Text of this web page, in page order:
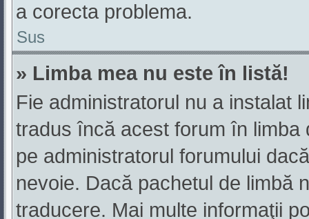
a corecta problema.
Sus
» Limba mea nu este în listă!
Fie administratorul nu a instalat
tradus încă acest forum în
pe administratorul forumului
nevoie. Dacă pachetul de limbă
traducere. Mai multe informaţii